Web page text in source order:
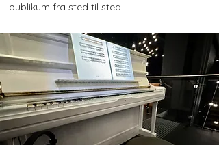
publikum fra sted til sted.